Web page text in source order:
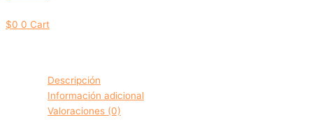
$0 0 Cart
Descripción
Información adicional
Valoraciones (0)